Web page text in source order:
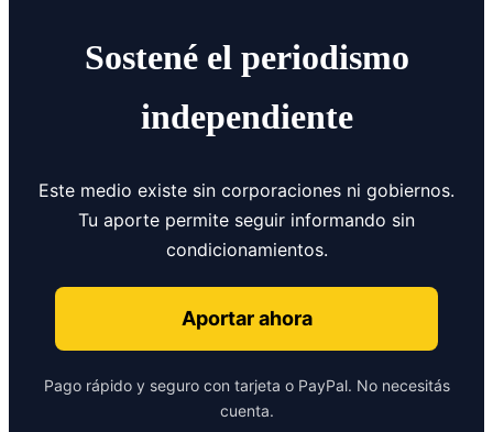
Sostené el periodismo
independiente
Este medio existe sin corporaciones ni gobiernos.
Tu aporte permite seguir informando sin
condicionamientos.
Aportar ahora
Pago rápido y seguro con tarjeta o PayPal. No necesitás
cuenta.